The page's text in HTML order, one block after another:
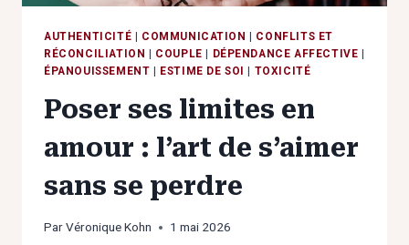
AUTHENTICITÉ COMMUNICATION
CONFLITS ET
RÉCONCILIATION
COUPLE DÉPENDANCE AFFECTIVE
ÉPANOUISSEMENT
ESTIME DE SOI TOXICITÉ
Poser ses limites en
amour : l’art de s’aimer
sans se perdre
ParVéronique Kohn 1 mai 2026